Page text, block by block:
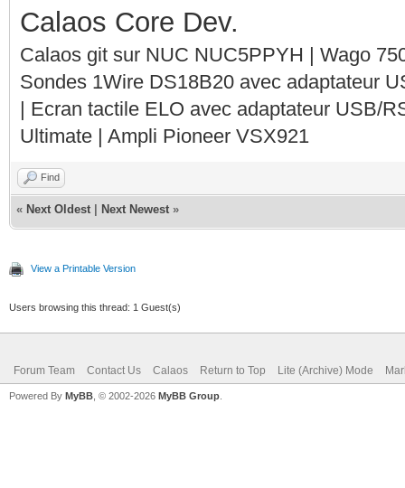
Calaos Core Dev.
Calaos git sur NUC NUC5PPYH | Wago
Sondes 1Wire DS18B20 avec adaptateur
| Ecran tactile ELO avec adaptateur USB/
Ultimate | Ampli Pioneer VSX921
Find
« Next Oldest Next Newest »
View a Printable Version
Users browsing this thread: 1 Guest(s)
Forum Team Contact Us Calaos Return to Top Lite (Archive) Mode
Powered By MyBB , © 2002-2026 MyBB Group